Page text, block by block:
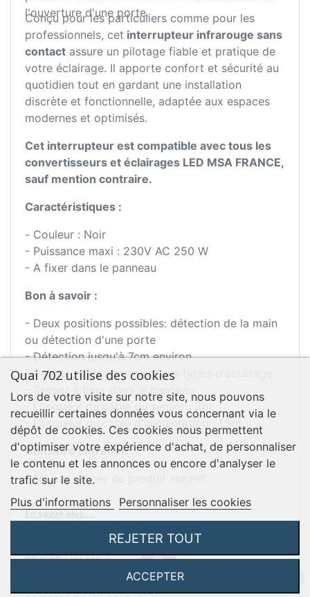
l'ouverture d'une porte.
Conçu pour les particuliers comme pour les
professionnels, cet interrupteur infrarouge sans
contact assure un pilotage fiable et pratique de
votre éclairage. Il apporte confort et sécurité au
quotidien tout en gardant une installation
discrète et fonctionnelle, adaptée aux espaces
modernes et optimisés.
Cet interrupteur est compatible avec tous les
convertisseurs et éclairages LED MSA FRANCE,
sauf mention contraire.
Caractéristiques :
- Couleur : Noir
- Puissance maxi : 230V AC 250 W
- A fixer dans le panneau
Bon à savoir :
- Deux positions possibles: détection de la main
ou détection d'une porte
- Détection jusqu'à 7cm environ
- Permet de commander tous types d'éclairage
- Sensor à fixer dans le panneau
- Longueur du câble du sensor : 2m.
- Longueur du câble d'alimentation : 1,5m.
Conseil d'entretien :
- Ne pas utiliser de produit abrasif.
Prix de base
66,60 €
Prix 56,61 €

Expédition à la réouverture de MSA France, à
Quai 702 utilise des cookies
Lors de votre visite sur notre site, nous pouvons
recueillir certaines données vous concernant via le
dépôt de cookies. Ces cookies nous permettent
d'optimiser votre expérience d'achat, de personnaliser
le contenu et les annonces ou encore d'analyser le
trafic sur le site.
Plus d'informations
Personnaliser les cookies
REJETER TOUT
ACCEPTER